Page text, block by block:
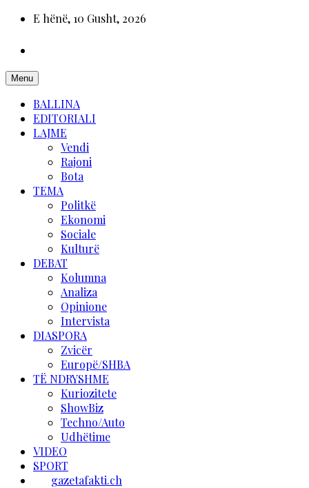
E hënë, 10 Gusht, 2026
Menu
BALLINA
EDITORIALI
LAJME
Vendi
Rajoni
Bota
TEMA
Politkë
Ekonomi
Sociale
Kulturë
DEBAT
Kolumna
Analiza
Opinione
Intervista
DIASPORA
Zvicër
Europë/SHBA
TË NDRYSHME
Kuriozitete
ShowBiz
Techno/Auto
Udhëtime
VIDEO
SPORT
gazetafakti.ch